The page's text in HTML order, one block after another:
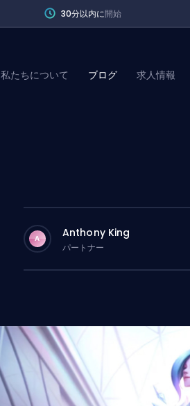
30分以内に開始
私たちについて ブログ 求人情報
A Anthony King
パートナー